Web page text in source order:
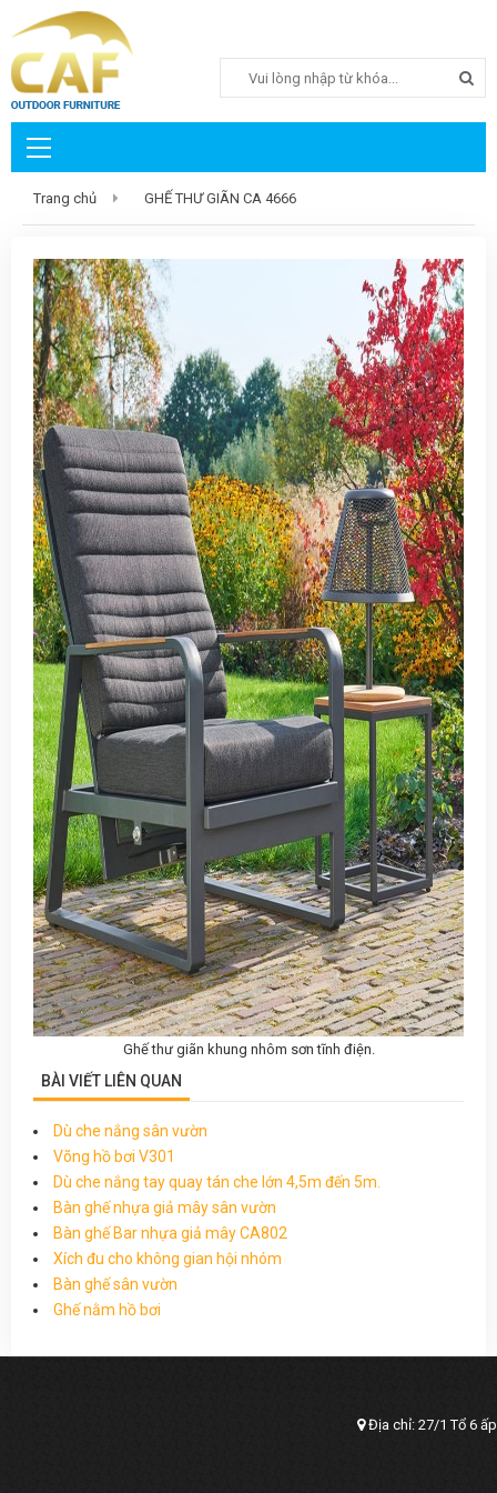
Trang chủ GHẾ THƯ GIÃN CA 4666
Ghế thư giãn khung nhôm sơn tĩnh điện.
BÀI VIẾT LIÊN QUAN
Dù che nắng sân vườn
Võng hồ bơi V301
Dù che nắng tay quay tán che lớn 4,5m đến 5m.
Bàn ghế nhựa giả mây sân vườn
Bàn ghế Bar nhựa giả mây CA802
Xích đu cho không gian hội nhóm
Bàn ghế sân vườn
Ghế nằm hồ bơi
Địa chỉ: 27/1 Tổ 6 ấp